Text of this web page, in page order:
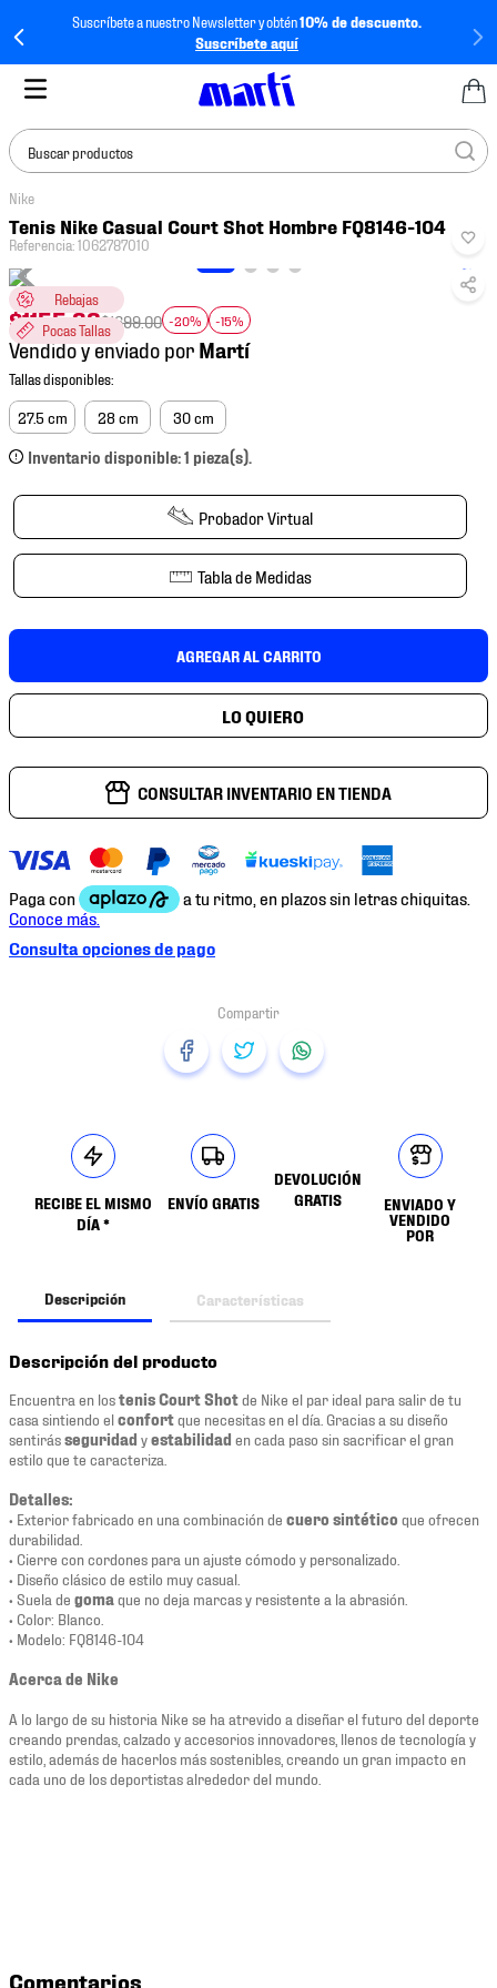
Suscríbete a nuestro Newsletter y obtén10% de descuento.
Suscríbete aquí
Buscar productos
Nike
Tenis Nike Casual Court Shot Hombre FQ8146-104
Referencia:1062787010
Rebajas
Pocas Tallas
$1155.32$1699.00 -20% -15%
Vendido y enviado por
27.5 cm 28 cm 30 cm
Inventario disponible: 1 pieza(s).
Probador Virtual
Tabla de Medidas
AGREGAR AL CARRITO
CONSULTAR INVENTARIO EN TIENDA
Consulta opciones de pago
RECIBE EL MISMO
DÍA *
ENVÍO GRATIS
DEVOLUCIÓN
GRATIS
ENVIADO Y
VENDIDO
POR
Descripción Características
Descripción del producto
Encuentra en lostenis Court Shotde Nike el par ideal para salir de tu
casa sintiendo elconfortque necesitas en el día. Gracias a su diseño
sentirásseguridad yestabilidad en cada paso sin sacrificar el gran
estilo que te caracteriza.
Detalles:
• Exterior fabricado en una combinación de cuero sintético que ofrecen
durabilidad.
• Cierre con cordones para un ajuste cómodo y personalizado.
• Diseño clásico de estilo muy casual.
• Suela de goma que no deja marcas y resistente a la abrasión.
• Color: Blanco.
• Modelo: FQ8146-104
Acerca de Nike
A lo largo de su historia Nike se ha atrevido a diseñar el futuro del deporte
creando prendas, calzado y accesorios innovadores, llenos de tecnología y
estilo, además de hacerlos más sostenibles, creando un gran impacto en
cada uno de los deportistas alrededor del mundo.
Comentarios
TÉRMINOS MÁS
BUSCADOS
1.
2.
tenis hombre
3.
tenis
4.
tenis futbol
5.
jersey
6.
mochila
10. tenis nike